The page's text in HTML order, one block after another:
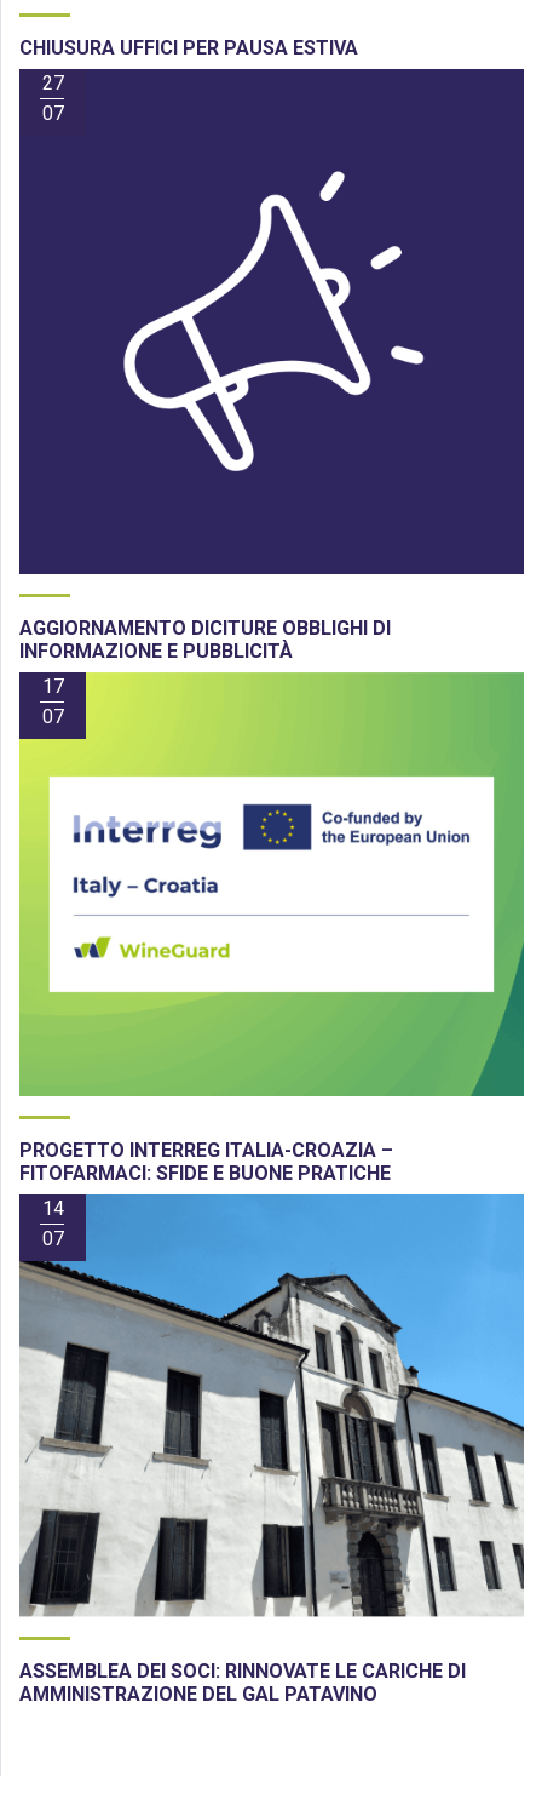
CHIUSURA UFFICI PER PAUSA ESTIVA
27
07
AGGIORNAMENTO DICITURE OBBLIGHI DI
INFORMAZIONE E PUBBLICITÀ
17
07
PROGETTO INTERREG ITALIA-CROAZIA –
FITOFARMACI: SFIDE E BUONE PRATICHE
14
07
ASSEMBLEA DEI SOCI: RINNOVATE LE CARICHE DI
AMMINISTRAZIONE DEL GAL PATAVINO